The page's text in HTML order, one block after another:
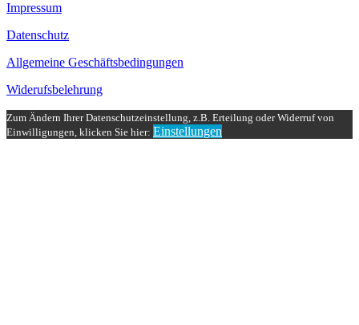
Impressum
Datenschutz
Allgemeine Geschäftsbedingungen
Widerufsbelehrung
Zum Ändern Ihrer Datenschutzeinstellung, z.B. Erteilung oder Widerruf von
Einwilligungen, klicken Sie hier: Einstellungen